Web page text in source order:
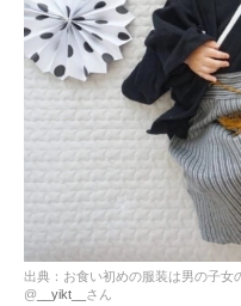
出典：お食い初めの服装は男の子
@ __yikt__ さん